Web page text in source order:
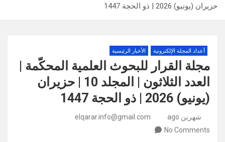
حزيران (يونيو) 2026 | ذو الحجة 1447
أعداد المجلة الإلكترونية الأخبار الرئيسية
مجلة القرار للبحوث العلمية المحكّمة |
العدد الثلاثون | المجلد 10 | حزيران
(يونيو) 2026 | ذو الحجة 1447
شهرين ago
elqarar.info@gmail.com
No Comments